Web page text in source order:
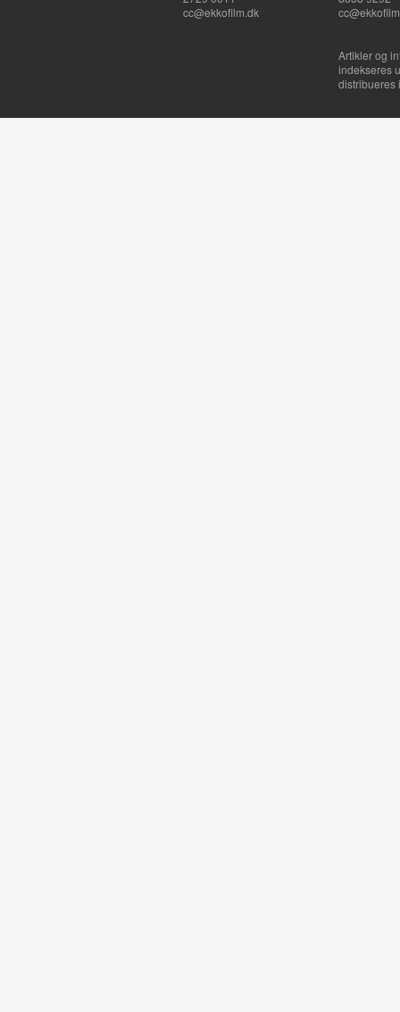
cc@ekkofilm.dk
Artikler og
indekseres
distribueres